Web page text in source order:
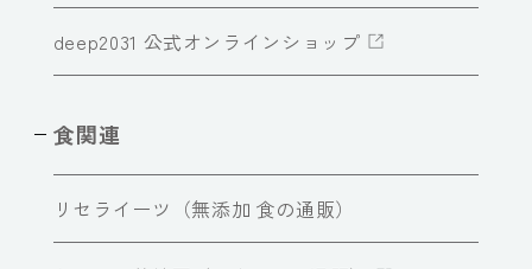
deep2031 公式オンラインショップ
食関連
リセライーツ（無添加 食の通販）